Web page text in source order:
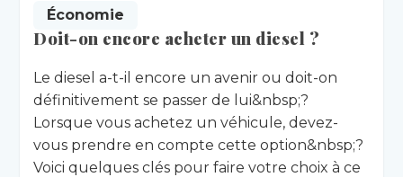
Économie
Doit-on encore acheter un diesel ?
Le diesel a-t-il encore un avenir ou doit-on
définitivement se passer de lui&nbsp;?
Lorsque vous achetez un véhicule, devez-
vous prendre en compte cette option&nbsp;?
Voici quelques clés pour faire votre choix à ce